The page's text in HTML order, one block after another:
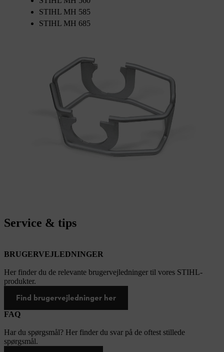
STIHL MH 585
STIHL MH 685
Service & tips
BRUGERVEJLEDNINGER
Her finder du de relevante brugervejledninger til vores STIHL-
produkter.
Find brugervejledninger her
FAQ
Har du spørgsmål? Her finder du svar på de oftest stillede
spørgsmål.